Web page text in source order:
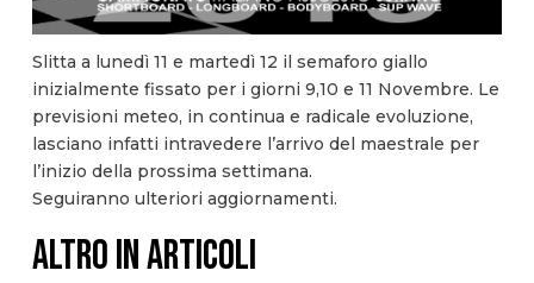
Slitta a lunedì 11 e martedì 12 il semaforo giallo
inizialmente fissato per i giorni 9,10 e 11 Novembre. Le
previsioni meteo, in continua e radicale evoluzione,
lasciano infatti intravedere l’arrivo del maestrale per
l’inizio della prossima settimana.
Seguiranno ulteriori aggiornamenti.
ALTRO IN ARTICOLI